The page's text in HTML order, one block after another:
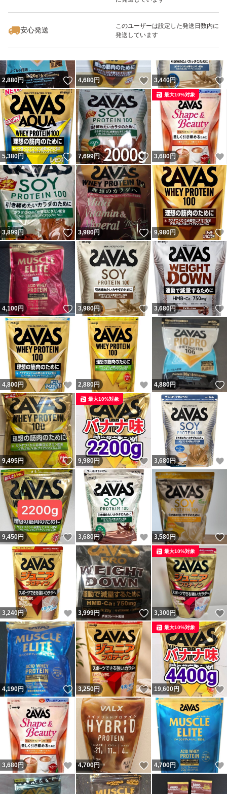
安心発送
このユーザーは設定した発送日数内に
発送しています
いいね！
3,680
2,880円 いいね！
4,680円 いいね！
3,440円
5,380円 いいね！
7,699円 いいね！
3,680円
最大10%対象
3,899円 いいね！
3,980円 いいね！
9,980円
4,100円 いいね！
3,980円 いいね！
3,680円
4,800円 いいね！
2,880円 いいね！
4,880円
9,495円 いいね！
9,980円 いいね！
最大10%対象
3,680円
9,450円 いいね！
3,680円 いいね！
3,580円
3,240円 いいね！
3,999円 いいね！
3,300円
最大10%対象
4,190円 いいね！
3,250円 いいね！
19,600円
最大10%対象
3,680円 いいね！
4,700円 いいね！
4,700円